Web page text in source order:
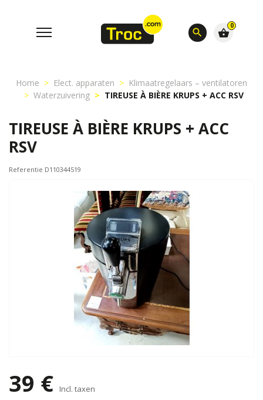
search
0
shopping_basket
Home Elect. apparaten
Klimaatregelaars – ventilatoren
Waterzuivering
TIREUSE À BIÈRE KRUPS + ACC RSV
TIREUSE À BIÈRE KRUPS + ACC
RSV
Referentie D110344519
39 € Incl. taxen